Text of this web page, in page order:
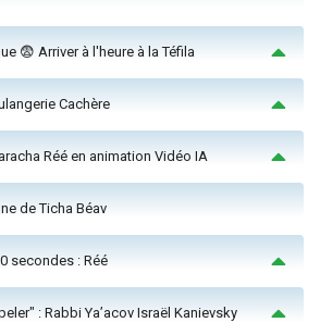
😨 Arriver à l'heure à la Téfila
Cachère
Réé en animation Vidéo IA
de Ticha Béav
secondes : Réé
: Rabbi Ya’acov Israël Kanievsky